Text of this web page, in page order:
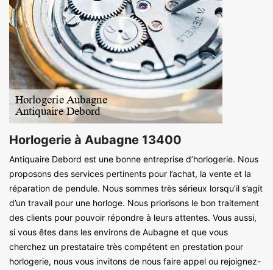
Horlogerie à Aubagne 13400
Antiquaire Debord est une bonne entreprise d’horlogerie. Nous
proposons des services pertinents pour l’achat, la vente et la
réparation de pendule. Nous sommes très sérieux lorsqu’il s’agit
d’un travail pour une horloge. Nous priorisons le bon traitement
des clients pour pouvoir répondre à leurs attentes. Vous aussi,
si vous êtes dans les environs de Aubagne et que vous
cherchez un prestataire très compétent en prestation pour
horlogerie, nous vous invitons de nous faire appel ou rejoignez-